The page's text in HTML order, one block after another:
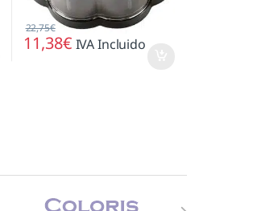
11,38€
22,75€
IVA Incluido